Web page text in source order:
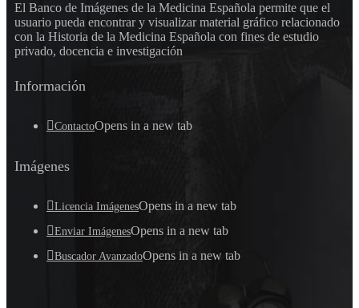
El Banco de Imágenes de la Medicina Española permite que el
usuario pueda encontrar y visualizar material gráfico relacionado
con la Historia de la Medicina Española con fines de estudio
privado, docencia e investigación
Información
ContactoOpens in a new tab
Imágenes
Licencia ImágenesOpens in a new tab
Enviar ImágenesOpens in a new tab
Buscador AvanzadoOpens in a new tab